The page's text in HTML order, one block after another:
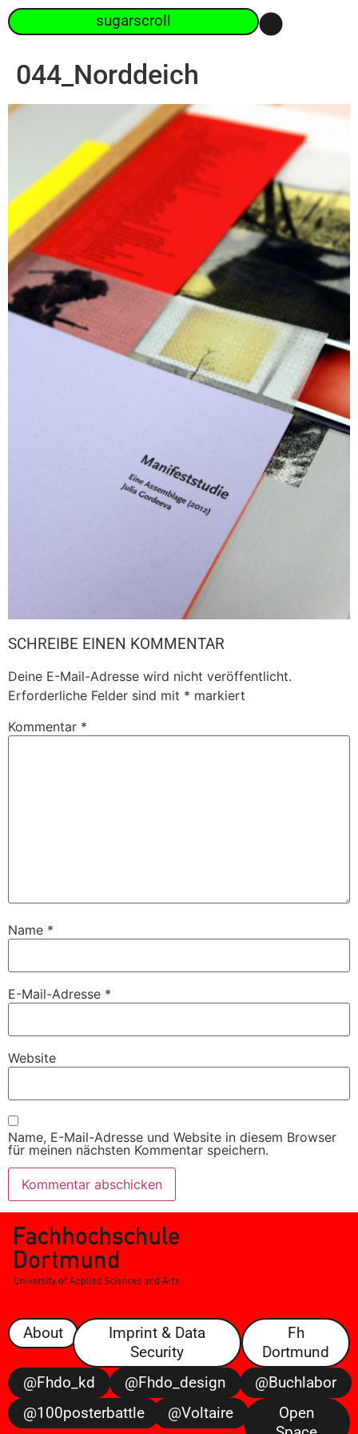
sugarscroll
044_Norddeich
SCHREIBE EINEN KOMMENTAR
Deine E-Mail-Adresse wird nicht veröffentlicht.
Erforderliche Felder sind mit * markiert
Kommentar *
Name *
E-Mail-Adresse *
Website
Name, E-Mail-Adresse und Website in diesem Browser
für meinen nächsten Kommentar speichern.
About
Imprint & Data
Security
Fh
Dortmund
@fhdo_kd
@fhdo_design
@buchlabor
@100posterbattle
@voltaire
Open